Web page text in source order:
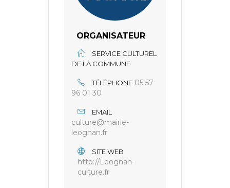
ORGANISATEUR
SERVICE CULTUREL
DE LA COMMUNE
TÉLÉPHONE 05 57
96 01 30
EMAIL
culture@mairie-
leognan.fr
SITE WEB
http://Leognan-
culture.fr